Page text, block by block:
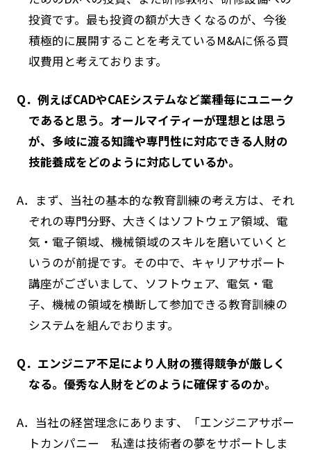
投資です。最も投資の額が大きくなるのが、今後
積極的に展開することを考えているM&Aに係る買
収費用と考えております。
Q．例えばCADやCAEシステムなど業種毎にユニーク
であると思う。オールマイティーが理想とは思う
が、多岐に渡る知識や専門性に対応できる人財の
技能養成をどのように対応しているか。
A．まず、当社の基本的な教育訓練の考え方は、それ
ぞれの専門分野、大きくはソフトウェア領域、電
気・電子領域、機械領域のスキルを磨いていくと
いうのが前提です。その中で、キャリアサポート
講座がございまして、ソフトウェア、電気・電
子、機械の領域を横断して参加できる教育訓練の
システムを組んでおります。
Q．エンジニア不足により人財の獲得競争が厳しく
なる。優秀な人財をどのように確保するのか。
A．当社の経営理念にあります、「エンジニアサポー
トカンパニー 私達は技術者の夢をサポートしま